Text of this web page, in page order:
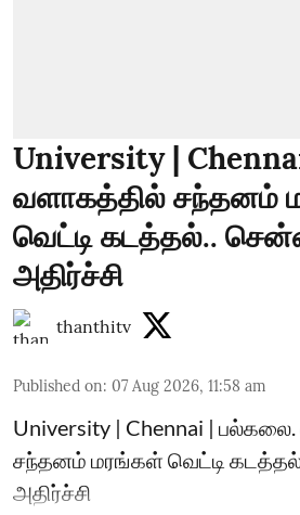
University |
வளாகத்தில் சந்தனம்
வெட்டி கடத்தல்..
அதிர்ச்சி
thanthitv
Published on: 07 Aug 2026, 11:58 am
University | Chennai |
சந்தனம் மரங்கள் வெட்டி
அதிர்ச்சி